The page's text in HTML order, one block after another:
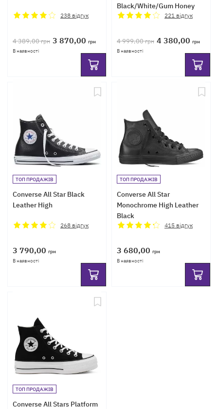
238 відгук
4 389,00грн 3 870,00 грн
В наявності
Black/White/Gum Honey
High
221 відгук
4 999,00грн 4 380,00 грн
В наявності
ТОП ПРОДАЖІВ
Converse All Star Black
Leather High
268 відгук
3 790,00 грн
В наявності
ТОП ПРОДАЖІВ
Converse All Star
Monochrome High Leather
Black
415 відгук
3 680,00 грн
В наявності
ТОП ПРОДАЖІВ
Converse All Stars Platform